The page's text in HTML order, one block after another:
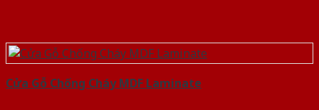
Cửa Gỗ Chống Cháy MDF Laminate